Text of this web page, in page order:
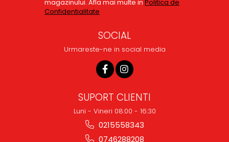
magazinului. Afla mai multe in Politica de
Confidentialitate
SOCIAL
Urmareste-ne in social media
SUPORT CLIENTI
Luni - Vineri 08:00 - 16:30
0215558343
0746288208